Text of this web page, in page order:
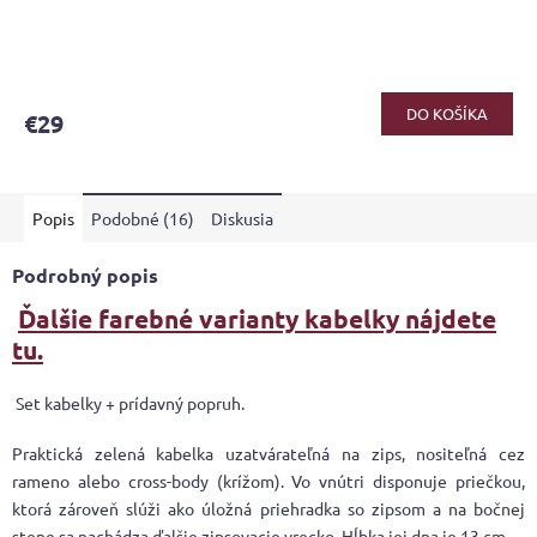
je
hviezdičiek.
€29 DO KOŠÍKA
Popis Podobné (16) Diskusia
Podrobný popis
Ďalšie farebné varianty kabelky nájdete
tu.
Set kabelky + prídavný popruh.
Praktická zelená kabelka uzatvárateľná na zips, nositeľná cez
rameno alebo cross-body (krížom). Vo vnútri disponuje priečkou,
ktorá zároveň slúži ako úložná priehradka so zipsom a na bočnej